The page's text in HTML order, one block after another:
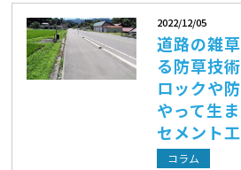
2022/12/05
道路の雑
る防草技
ロックや
やって生
セメント
コラム